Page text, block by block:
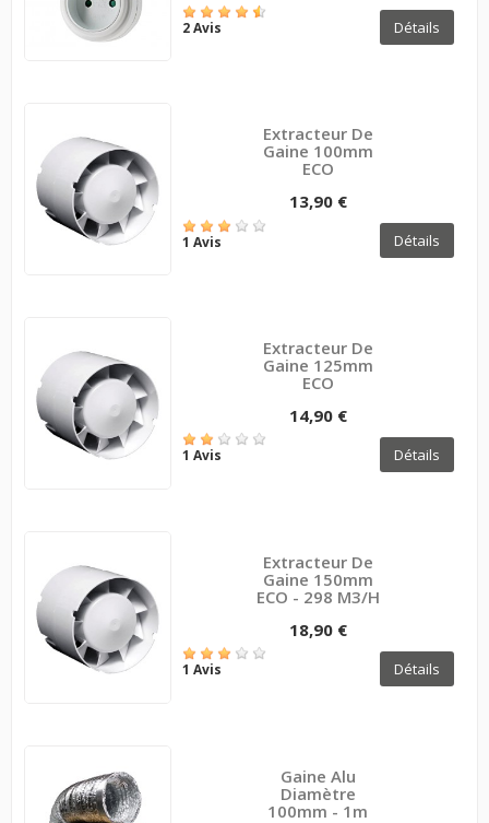
2 Avis Détails
Extracteur De
Gaine 100mm
ECO
13,90 €
1 Avis Détails
Extracteur De
Gaine 125mm
ECO
14,90 €
1 Avis Détails
Extracteur De
Gaine 150mm
ECO - 298 M3/h
18,90 €
1 Avis Détails
Gaine Alu
Diamètre
100mm - 1m